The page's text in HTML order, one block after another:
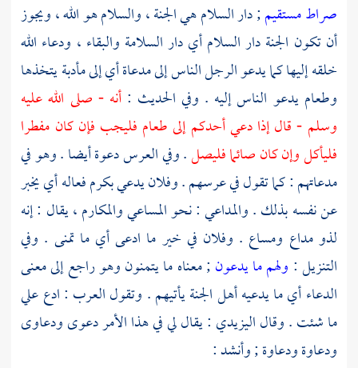
صراط مستقيم; دار السلام هي الجنة ، والسلام هو الله ، ويجوز
أن تكون الجنة دار السلام أي دار السلامة والبقاء ، ودعاء الله
خلقه إليها كما يدعو الرجل الناس إلى مدعاة أي إلى مأدبة يتخذها
وطعام يدعو الناس إليه . وفي الحديث :أنه - صلى الله عليه
وسلم - قال إذا دعي أحدكم إلى طعام فليجب فإن كان مفطرا
فليأكل وإن كان صائما فليصل. وفي العرس دعوة أيضا . وهو في
مدعاتهم : كما تقول في عرسهم . وفلان يدعي بكرم فعاله أي يخبر
عن نفسه بذلك . والمداعي : نحو المساعي والمكارم ، يقال : إنه
لذو مداع ومساع . وفلان في خير ما ادعى أي ما تمنى . وفي
التنزيل : ولهم ما يدعون; معناه ما يتمنون وهو راجع إلى معنى
الدعاء أي ما يدعيه أهل الجنة يأتيهم . وتقول العرب : ادع علي
ما شئت . وقالاليزيدي : يقال لي في هذا الأمر دعوى ودعاوى
ودعاوة ودعاوة ; وأنشد :